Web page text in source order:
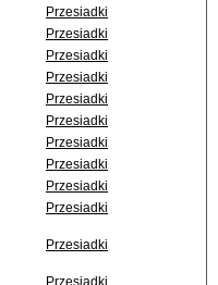
Przesiadki
Przesiadki
Przesiadki
Przesiadki
Przesiadki
Przesiadki
Przesiadki
Przesiadki
Przesiadki
Przesiadki
Przesiadki
Przesiadki